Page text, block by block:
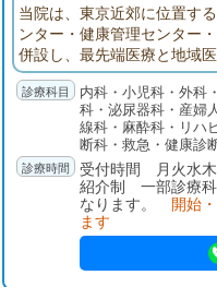
当院は、東京近郊に位置す
ンター・健康管理センター
併設し、最先端医療と地域
指しています。今後医療連
んを中心とした外来診療に
内科・小児科・外科
科・泌尿器科・産婦
線科・麻酔科・リハ
断科・救急・健康診
受付時間 月火水
紹介制 一部診療
なります。 開始
ます